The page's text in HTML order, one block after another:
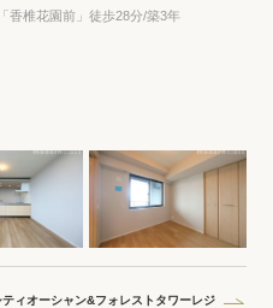
香椎花園前」徒歩28分/築3年
ティオーシャン&フォレストタワーレジ